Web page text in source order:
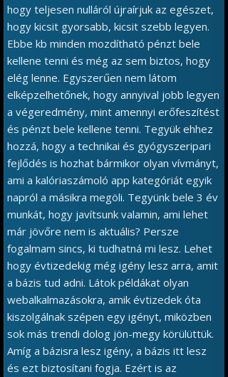
hogy teljesen nulláról újraírjuk az egészet,
hogy kicsit gyorsabb, kicsit szebb legyen.
Ebbe kb minden mozdítható pénzt bele
kellene tenni és még az sem biztos, hogy
elég lenne. Egyszerűen nem látom
elképzelhetőnek, hogy annyival jobb legyen
a végeredmény, mint amennyi erőfeszítést
és pénzt bele kellene tenni. Tegyük ehhez
hozzá, hogy a technikai és gyógyszeripari
fejlődés is hozhat bármikor olyan vívmányt,
ami a kalóriaszámoló app kategóriát egyik
napról a másikra megöli. Tegyünk bele 3 év
munkát, hogy javítsunk valamin, ami lehet
már jövőre nem is aktuális? Persze
fogalmam sincs, ki tudhatná mi lesz. Lehet
hogy évtizedekig még igény lesz arra, amit
a bázis tud adni. Látok példákat olyan
webalkalmazásokra, amik évtizedek óta
kiszolgálnak szépen egy igényt, miközben
sok más trendi dolog jön-megy körülüttük.
Amíg a bázisra lesz igény, a bázis itt lesz
és ezt biztosítani fogja. Ezért is az